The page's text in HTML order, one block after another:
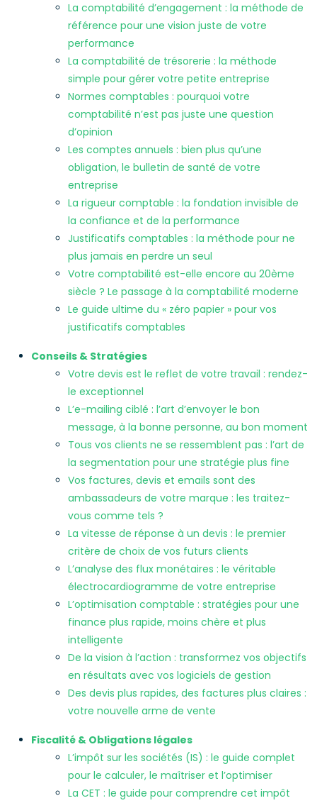
La comptabilité d’engagement : la méthode de
référence pour une vision juste de votre
performance
La comptabilité de trésorerie : la méthode
simple pour gérer votre petite entreprise
Normes comptables : pourquoi votre
comptabilité n’est pas juste une question
d’opinion
Les comptes annuels : bien plus qu’une
obligation, le bulletin de santé de votre
entreprise
La rigueur comptable : la fondation invisible de
la confiance et de la performance
Justificatifs comptables : la méthode pour ne
plus jamais en perdre un seul
Votre comptabilité est-elle encore au 20ème
siècle ? Le passage à la comptabilité moderne
Le guide ultime du « zéro papier » pour vos
justificatifs comptables
Conseils & Stratégies
Votre devis est le reflet de votre travail : rendez-
le exceptionnel
L’e-mailing ciblé : l’art d’envoyer le bon
message, à la bonne personne, au bon moment
Tous vos clients ne se ressemblent pas : l’art de
la segmentation pour une stratégie plus fine
Vos factures, devis et emails sont des
ambassadeurs de votre marque : les traitez-
vous comme tels ?
La vitesse de réponse à un devis : le premier
critère de choix de vos futurs clients
L’analyse des flux monétaires : le véritable
électrocardiogramme de votre entreprise
L’optimisation comptable : stratégies pour une
finance plus rapide, moins chère et plus
intelligente
De la vision à l’action : transformez vos objectifs
en résultats avec vos logiciels de gestion
Des devis plus rapides, des factures plus claires :
votre nouvelle arme de vente
Fiscalité & Obligations légales
L’impôt sur les sociétés (IS) : le guide complet
pour le calculer, le maîtriser et l’optimiser
La CET : le guide pour comprendre cet impôt